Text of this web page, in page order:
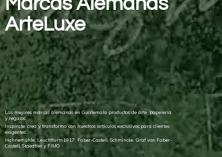
ArteLuxe
Las mejores marcas alemanas en Guatemala productos de arte, papelería
y regalos
Inspírate, crea y transforma con nuestros artículos exclusivos para clientes
exigentes
Hahnemühle, Leuchtturm1917, Faber-Castell, Schmincke, Graf von Faber-
Castell, Staedtler y FIMO